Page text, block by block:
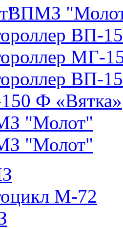
ВПМЗ
ВП-
МГ-
ВП-
Ф «Вятка»
"Молот"
"Молот"
М-72